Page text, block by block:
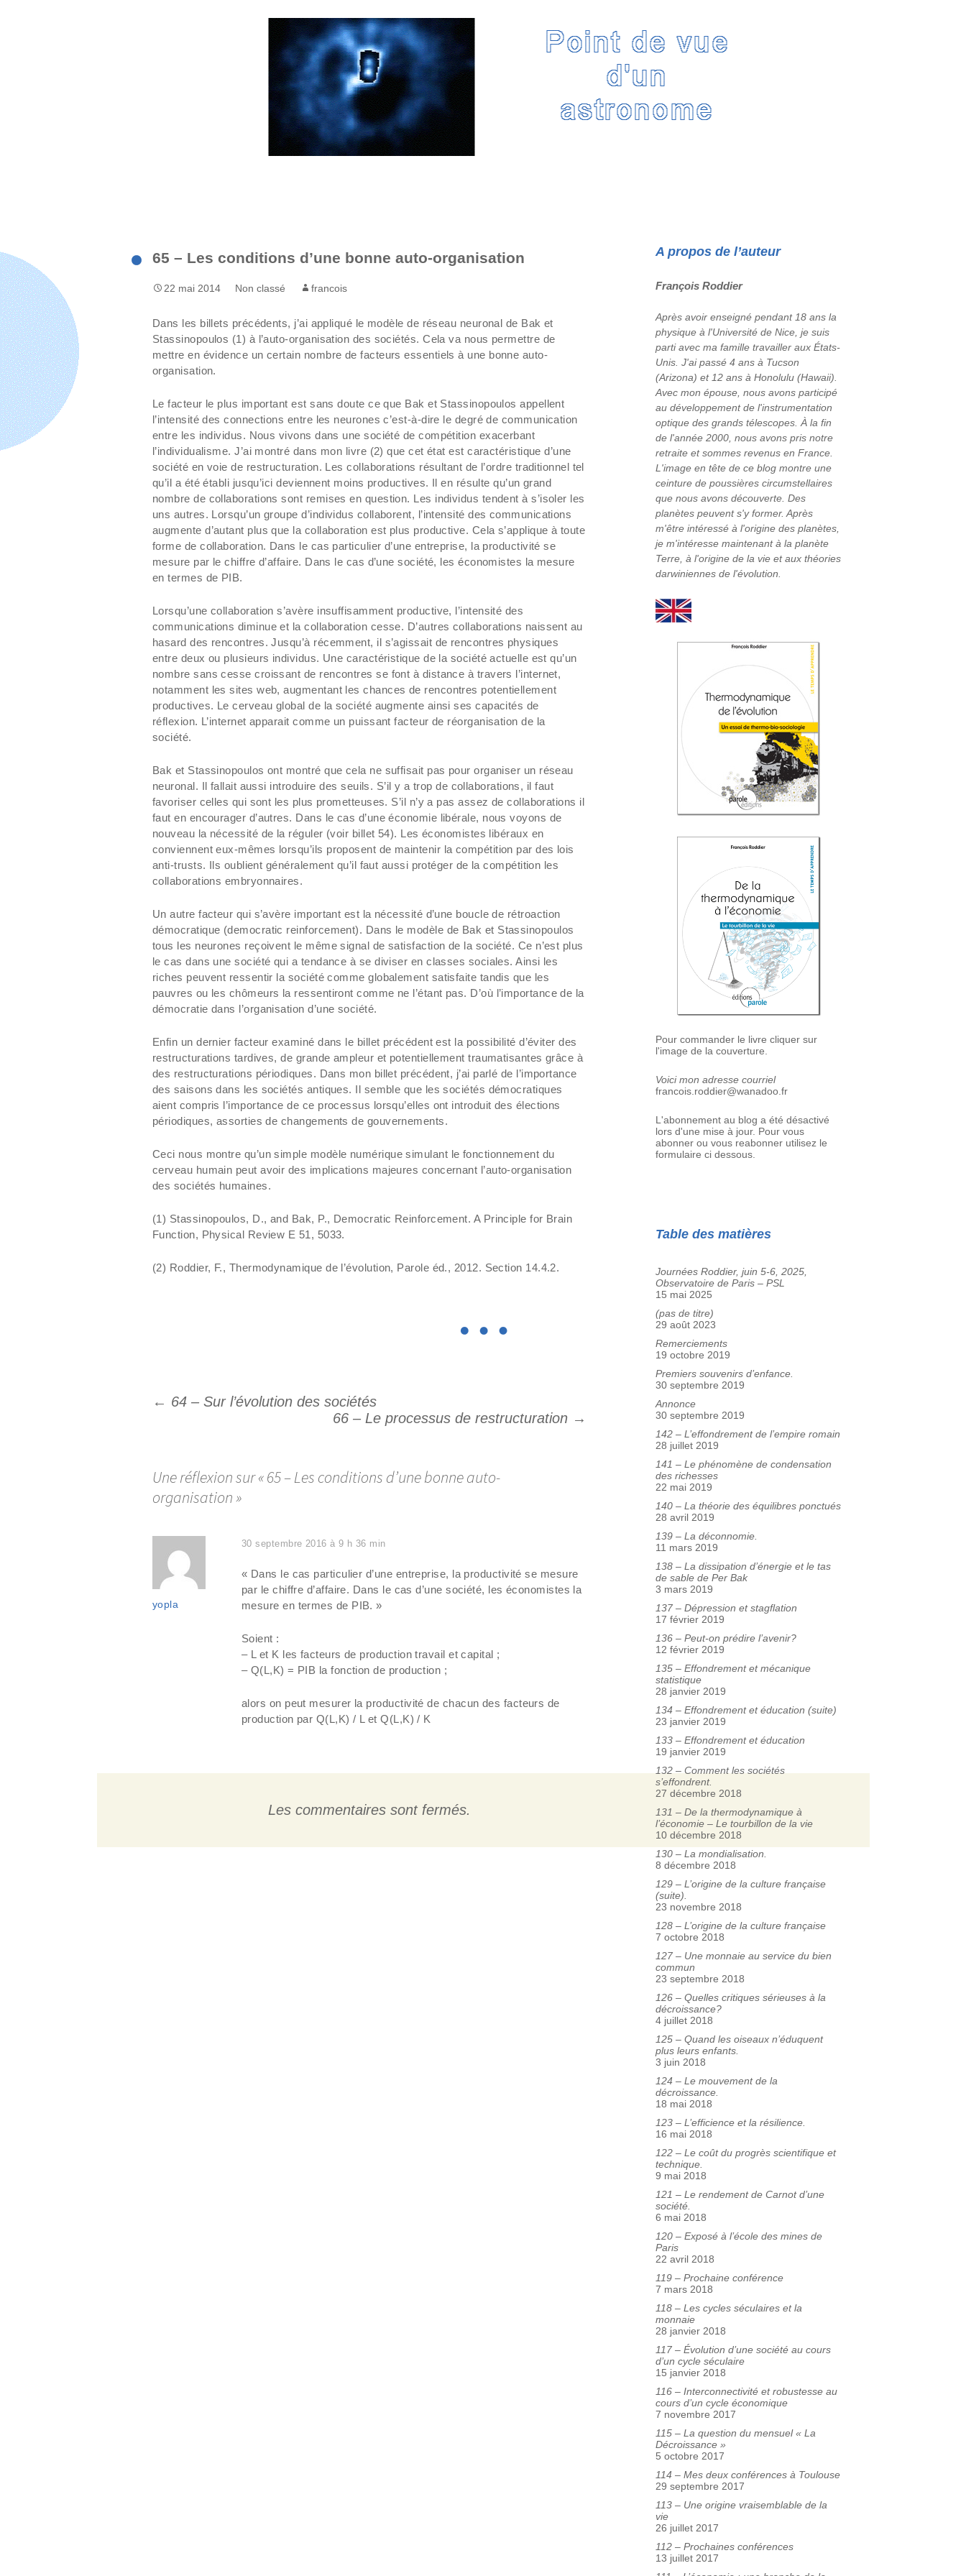
65 – Les conditions d’une bonne auto-organisation
22 mai 2014 Non classé francois
Dans les billets précédents, j’ai appliqué le modèle de réseau neuronal de Bak et
Stassinopoulos (1) à l’auto-organisation des sociétés. Cela va nous permettre de
mettre en évidence un certain nombre de facteurs essentiels à une bonne auto-
organisation.
Le facteur le plus important est sans doute ce que Bak et Stassinopoulos appellent
l’intensité des connections entre les neurones c’est-à-dire le degré de communication
entre les individus. Nous vivons dans une société de compétition exacerbant
l’individualisme. J’ai montré dans mon livre (2) que cet état est caractéristique d’une
société en voie de restructuration. Les collaborations résultant de l’ordre traditionnel tel
qu’il a été établi jusqu’ici deviennent moins productives. Il en résulte qu’un grand
nombre de collaborations sont remises en question. Les individus tendent à s’isoler les
uns autres. Lorsqu’un groupe d’individus collaborent, l’intensité des communications
augmente d’autant plus que la collaboration est plus productive. Cela s’applique à toute
forme de collaboration. Dans le cas particulier d’une entreprise, la productivité se
mesure par le chiffre d’affaire. Dans le cas d’une société, les économistes la mesure
en termes de PIB.
Lorsqu’une collaboration s’avère insuffisamment productive, l’intensité des
communications diminue et la collaboration cesse. D’autres collaborations naissent au
hasard des rencontres. Jusqu’à récemment, il s’agissait de rencontres physiques
entre deux ou plusieurs individus. Une caractéristique de la société actuelle est qu’un
nombre sans cesse croissant de rencontres se font à distance à travers l’internet,
notamment les sites web, augmentant les chances de rencontres potentiellement
productives. Le cerveau global de la société augmente ainsi ses capacités de
réflexion. L’internet apparait comme un puissant facteur de réorganisation de la
société.
Bak et Stassinopoulos ont montré que cela ne suffisait pas pour organiser un réseau
neuronal. Il fallait aussi introduire des seuils. S’il y a trop de collaborations, il faut
favoriser celles qui sont les plus prometteuses. S’il n’y a pas assez de collaborations il
faut en encourager d’autres. Dans le cas d’une économie libérale, nous voyons de
nouveau la nécessité de la réguler (voir billet 54). Les économistes libéraux en
conviennent eux-mêmes lorsqu’ils proposent de maintenir la compétition par des lois
anti-trusts. Ils oublient généralement qu’il faut aussi protéger de la compétition les
collaborations embryonnaires.
Un autre facteur qui s’avère important est la nécessité d’une boucle de rétroaction
démocratique (democratic reinforcement). Dans le modèle de Bak et Stassinopoulos
tous les neurones reçoivent le même signal de satisfaction de la société. Ce n’est plus
le cas dans une société qui a tendance à se diviser en classes sociales. Ainsi les
riches peuvent ressentir la société comme globalement satisfaite tandis que les
pauvres ou les chômeurs la ressentiront comme ne l’étant pas. D’où l’importance de la
démocratie dans l’organisation d’une société.
Enfin un dernier facteur examiné dans le billet précédent est la possibilité d’éviter des
restructurations tardives, de grande ampleur et potentiellement traumatisantes grâce à
des restructurations périodiques. Dans mon billet précédent, j’ai parlé de l’importance
des saisons dans les sociétés antiques. Il semble que les sociétés démocratiques
aient compris l’importance de ce processus lorsqu’elles ont introduit des élections
périodiques, assorties de changements de gouvernements.
Ceci nous montre qu’un simple modèle numérique simulant le fonctionnement du
cerveau humain peut avoir des implications majeures concernant l’auto-organisation
des sociétés humaines.
(1) Stassinopoulos, D., and Bak, P., Democratic Reinforcement. A Principle for Brain
Function, Physical Review E 51, 5033.
(2) Roddier, F., Thermodynamique de l’évolution, Parole éd., 2012. Section 14.4.2.
Navigation
← 64 – Sur l’évolution des sociétés
66 – Le processus de restructuration →
Une réflexion sur «65 – Les conditions d’une bonne auto-
organisation»
yopla
30 septembre 2016 à 9 h 36 min
« Dans le cas particulier d’une entreprise, la productivité se mesure
par le chiffre d’affaire. Dans le cas d’une société, les économistes la
mesure en termes de PIB. »
Soient :
– L et K les facteurs de production travail et capital ;
– Q(L,K) = PIB la fonction de production ;
alors on peut mesurer la productivité de chacun des facteurs de
production par Q(L,K) / L et Q(L,K) / K
Les commentaires sont fermés.
A propos de l’auteur
François Roddier
Après avoir enseigné pendant 18 ans la
physique à l'Université de Nice, je suis
parti avec ma famille travailler aux États-
Unis. J'ai passé 4 ans à Tucson
(Arizona) et 12 ans à Honolulu (Hawaii).
Avec mon épouse, nous avons participé
au développement de l'instrumentation
optique des grands télescopes. À la fin
de l'année 2000, nous avons pris notre
retraite et sommes revenus en France.
L'image en tête de ce blog montre une
ceinture de poussières circumstellaires
que nous avons découverte. Des
planètes peuvent s'y former. Après
m'être intéressé à l'origine des planètes,
je m'intéresse maintenant à la planète
Terre, à l'origine de la vie et aux théories
darwiniennes de l'évolution.
Pour commander le livre cliquer sur
l'image de la couverture.
Voici mon adresse courriel
francois.roddier@wanadoo.fr
L'abonnement au blog a été désactivé
lors d'une mise à jour. Pour vous
abonner ou vous reabonner utilisez le
formulaire ci dessous.
Table des matières
Journées Roddier, juin 5-6, 2025,
Observatoire de Paris – PSL
15 mai 2025
(pas de titre)
29 août 2023
Remerciements
19 octobre 2019
Premiers souvenirs d’enfance.
30 septembre 2019
Annonce
30 septembre 2019
142 – L’effondrement de l’empire romain
28 juillet 2019
141 – Le phénomène de condensation
des richesses
22 mai 2019
140 – La théorie des équilibres ponctués
28 avril 2019
139 – La déconnomie.
11 mars 2019
138 – La dissipation d’énergie et le tas
de sable de Per Bak
3 mars 2019
137 – Dépression et stagflation
17 février 2019
136 – Peut-on prédire l’avenir?
12 février 2019
135 – Effondrement et mécanique
statistique
28 janvier 2019
134 – Effondrement et éducation (suite)
23 janvier 2019
133 – Effondrement et éducation
19 janvier 2019
132 – Comment les sociétés
s’effondrent.
27 décembre 2018
131 – De la thermodynamique à
l’économie – Le tourbillon de la vie
10 décembre 2018
130 – La mondialisation.
8 décembre 2018
129 – L’origine de la culture française
(suite).
23 novembre 2018
128 – L’origine de la culture française
7 octobre 2018
127 – Une monnaie au service du bien
commun
23 septembre 2018
126 – Quelles critiques sérieuses à la
décroissance?
4 juillet 2018
125 – Quand les oiseaux n’éduquent
plus leurs enfants.
3 juin 2018
124 – Le mouvement de la
décroissance.
18 mai 2018
123 – L’efficience et la résilience.
16 mai 2018
122 – Le coût du progrès scientifique et
technique.
9 mai 2018
121 – Le rendement de Carnot d’une
société.
6 mai 2018
120 – Exposé à l’école des mines de
Paris
22 avril 2018
119 – Prochaine conférence
7 mars 2018
118 – Les cycles séculaires et la
monnaie
28 janvier 2018
117 – Évolution d’une société au cours
d’un cycle séculaire
15 janvier 2018
116 – Interconnectivité et robustesse au
cours d’un cycle économique
7 novembre 2017
115 – La question du mensuel « La
Décroissance »
5 octobre 2017
114 – Mes deux conférences à Toulouse
29 septembre 2017
113 – Une origine vraisemblable de la
vie
26 juillet 2017
112 – Prochaines conférences
13 juillet 2017